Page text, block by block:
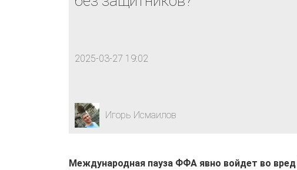
2025-03-27 19:02
Игорь Исмаилов
Международная пауза ФФА явно войдет во